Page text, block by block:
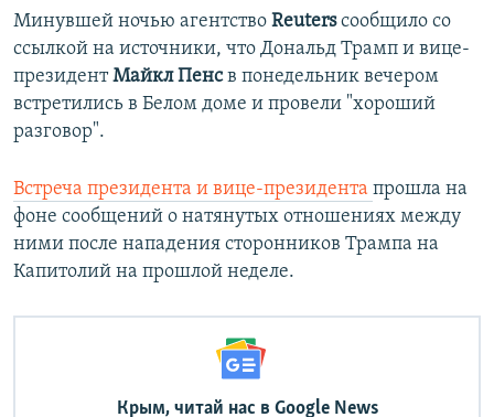
Минувшей ночью агентство Reutersсообщило со
ссылкой на источники, что Дональд Трамп и вице-
президентМайкл Пенсв понедельник вечером
встретились в Белом доме и провели "хороший
разговор".
Встреча президента и вице-президента прошла на
фоне сообщений о натянутых отношениях между
ними после нападения сторонников Трампа на
Капитолий на прошлой неделе.
Крым, читай нас в Google News